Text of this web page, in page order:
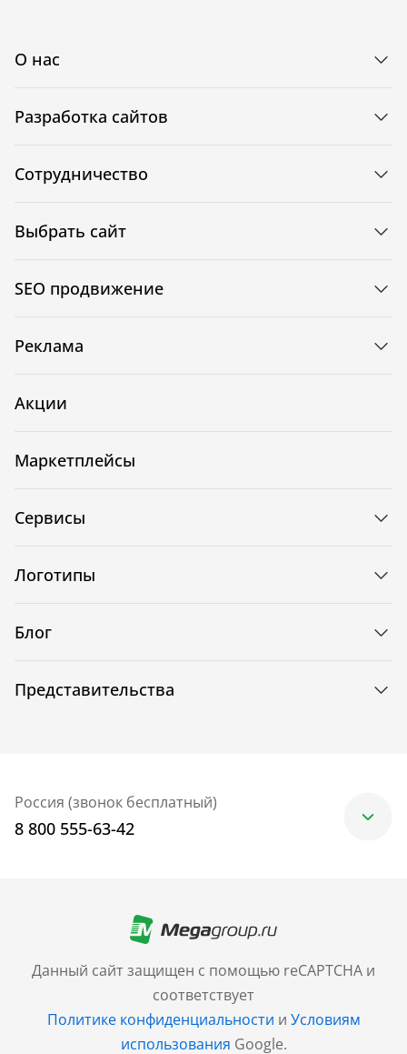
Данный сайт защищен с помощью reCAPTCHA и
соответствует
Политике конфиденциальности и Условиям
использования Google.
О нас
Разработка сайтов
Сотрудничество
Выбрать сайт
SEO продвижение
Реклама
Акции
Маркетплейсы
Сервисы
Логотипы
Блог
Представительства
Россия (звонок бесплатный)
8 800 555-63-42
+7 (499) 705-30-10
Санкт-Петербург
+7 (812) 600-77-33
Барнаул